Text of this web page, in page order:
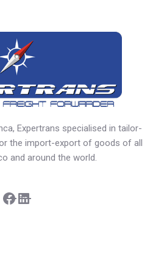
Expertrans specialised in tailor-
the import-export of goods of all
and around the world.
Facebook